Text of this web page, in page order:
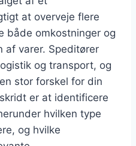
at overveje flere
både omkostninger og
af varer. Speditører
og transport, og
stor forskel for din
er at identificere
hvilken type
og hvilke